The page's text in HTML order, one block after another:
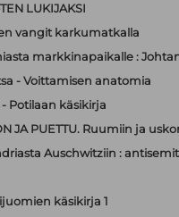
LUKIJAKSI
vangit karkumatkalla
markkinapaikalle :
- Voittamisen anatomia
Potilaan käsikirja
JA PUETTU. Ruumiin ja
Auschwitziin :
käsikirja 1